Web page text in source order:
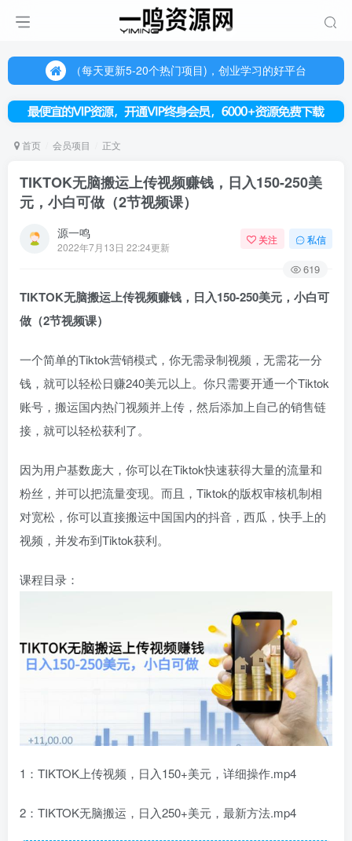
（每天更新5-20个热门项目)，创业学习的好平台
（每天更新5-20个热门项目)，创业学习的好平台
欢迎访问一鸣资源网，本站汇集数千网创课程和项目
首页 会员项目 正文
TIKTOK无脑搬运上传视频赚钱，日入150-250美
元，小白可做（2节视频课）
源一鸣
2022年7月13日 22:24更新
关注 私信
619
TIKTOK无脑搬运上传视频赚钱，日入150-250美元，小白可
做（2节视频课）
一个简单的Tiktok营销模式，你无需录制视频，无需花一分
钱，就可以轻松日赚240美元以上。你只需要开通一个Tiktok
账号，搬运国内热门视频并上传，然后添加上自己的销售链
接，就可以轻松获利了。
因为用户基数庞大，你可以在Tiktok快速获得大量的流量和
粉丝，并可以把流量变现。而且，Tiktok的版权审核机制相
对宽松，你可以直接搬运中国国内的抖音，西瓜，快手上的
视频，并发布到Tiktok获利。
课程目录：
1：TIKTOK上传视频，日入150+美元，详细操作.mp4
2：TIKTOK无脑搬运，日入250+美元，最新方法.mp4